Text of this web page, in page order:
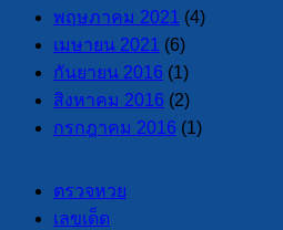
พฤษภาคม 2021 (4)
เมษายน 2021 (6)
กันยายน 2016 (1)
สิงหาคม 2016 (2)
กรกฎาคม 2016 (1)
ตรวจหวย
เลขเด็ด